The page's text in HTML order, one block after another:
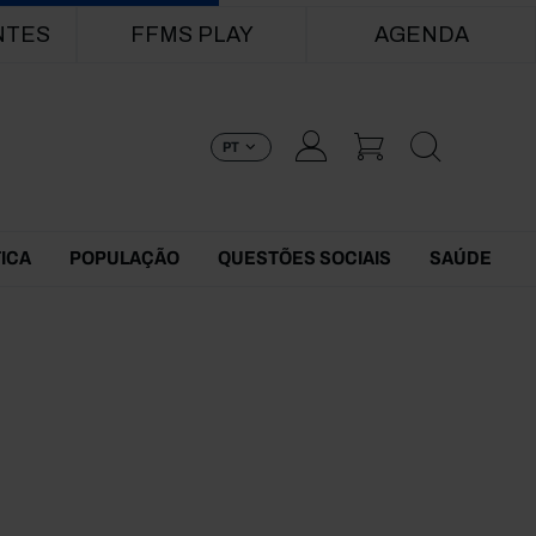
FFMS PLAY AGENDA
PT
POPULAÇÃO QUESTÕES SOCIAIS SAÚDE